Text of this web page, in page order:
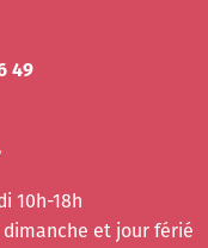
49
10h-18h
et jour férié